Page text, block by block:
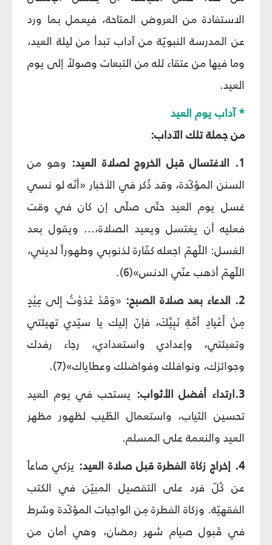
الاستفادة من العروض المتاحة، فيعمل بما ورد
عن المدرسة النبويّة من آداب تبدأ من ليلة العيد،
وما فيها من عتقاء لله من التبعات وصولاً إلى يوم
العيد.
* آداب يوم العيد
من جملة تلك الآداب:
1. الاغتسال قبل الخروج لصلاة العيد:
وهو من
السنن المؤكّدة، وقد ذُكر في الأخبار «أنّه لو نسي
غسل يوم العيد حتّى صلّى إن كان في وقت
فعليه أن يغتسل ويعيد الصلاة،... ويقول بعد
الغسل: اللّهمّ اجعله كفّارة لذنوبي وطهوراً لديني،
اللّهمّ أذهب عنّي الدنس»(6).
2. الدعاء بعد صلاة الصبح:
«وَقَدْ غَدَوْتُ إِلى عِيْدٍ
مِنْ أَعْيادِ اُمَّةِ نَبِيِّكَ، فإنّ إليك يا سيّدي تهيئتي
وتعبئتي، وإعدادي واستعدادي، رجاء رفدك
وجوائزك، ونوافلك وفواضلك وعطاياك»(7).
3.ارتداء أفضل الأثواب:
يستحب في يوم العيد
تحسين الثياب، واستعمال الطّيب لظهور مظهر
العيد والنعمة على المسلم.
4. إخراج زكاة الفطرة قبل صلاة العيد:
يزكي صاعاً
عن كُلّ فرد على التفصيل المبيّن في الكتب
الفقهيّة. وزكاة الفطرة مِن الواجبات المؤكّدة وشرط
في قَبول صيام شهر رمضان، وهي أمان من